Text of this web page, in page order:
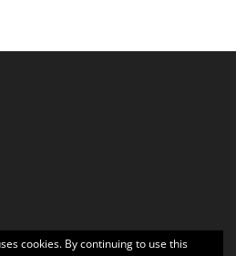
cookies. By continuing to use this